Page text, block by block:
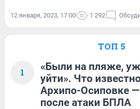
12 января, 2023, 17:00 1 292
ТОП 5
1
«Были на пляже,
уйти». Что
Архипо-Осиповке
после атаки БПЛА